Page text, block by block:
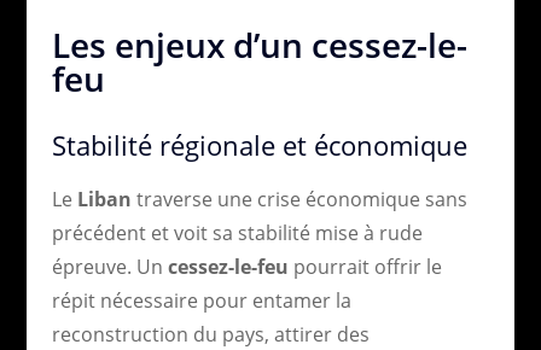
Les enjeux d’un cessez-le-
feu
Stabilité régionale et économique
Le Liban traverse une crise économique sans
précédent et voit sa stabilité mise à rude
épreuve. Un cessez-le-feu pourrait offrir le
répit nécessaire pour entamer la
reconstruction du pays, attirer des